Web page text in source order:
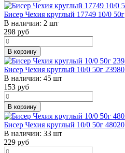
Бисер Чехия круглый 17749 10/0 50г
В наличии: 2 шт
298 руб
В корзину
Бисер Чехия круглый 10/0 50г 23980
В наличии: 45 шт
153 руб
В корзину
Бисер Чехия круглый 10/0 50г 48020
В наличии: 33 шт
229 руб